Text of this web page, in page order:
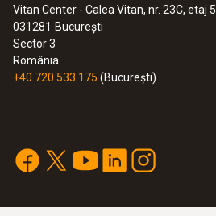
Vitan Center - Calea Vitan, nr. 23C, etaj 5
031281 București
Sector 3
România
+40 720 533 175 (București)